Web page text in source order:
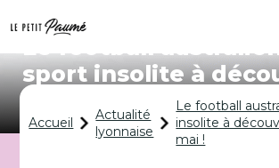
Le football
sport insolite à
Lyon le 21 mai !
Accueil
Actualité
lyonnaise
Le football
insolite à
mai !